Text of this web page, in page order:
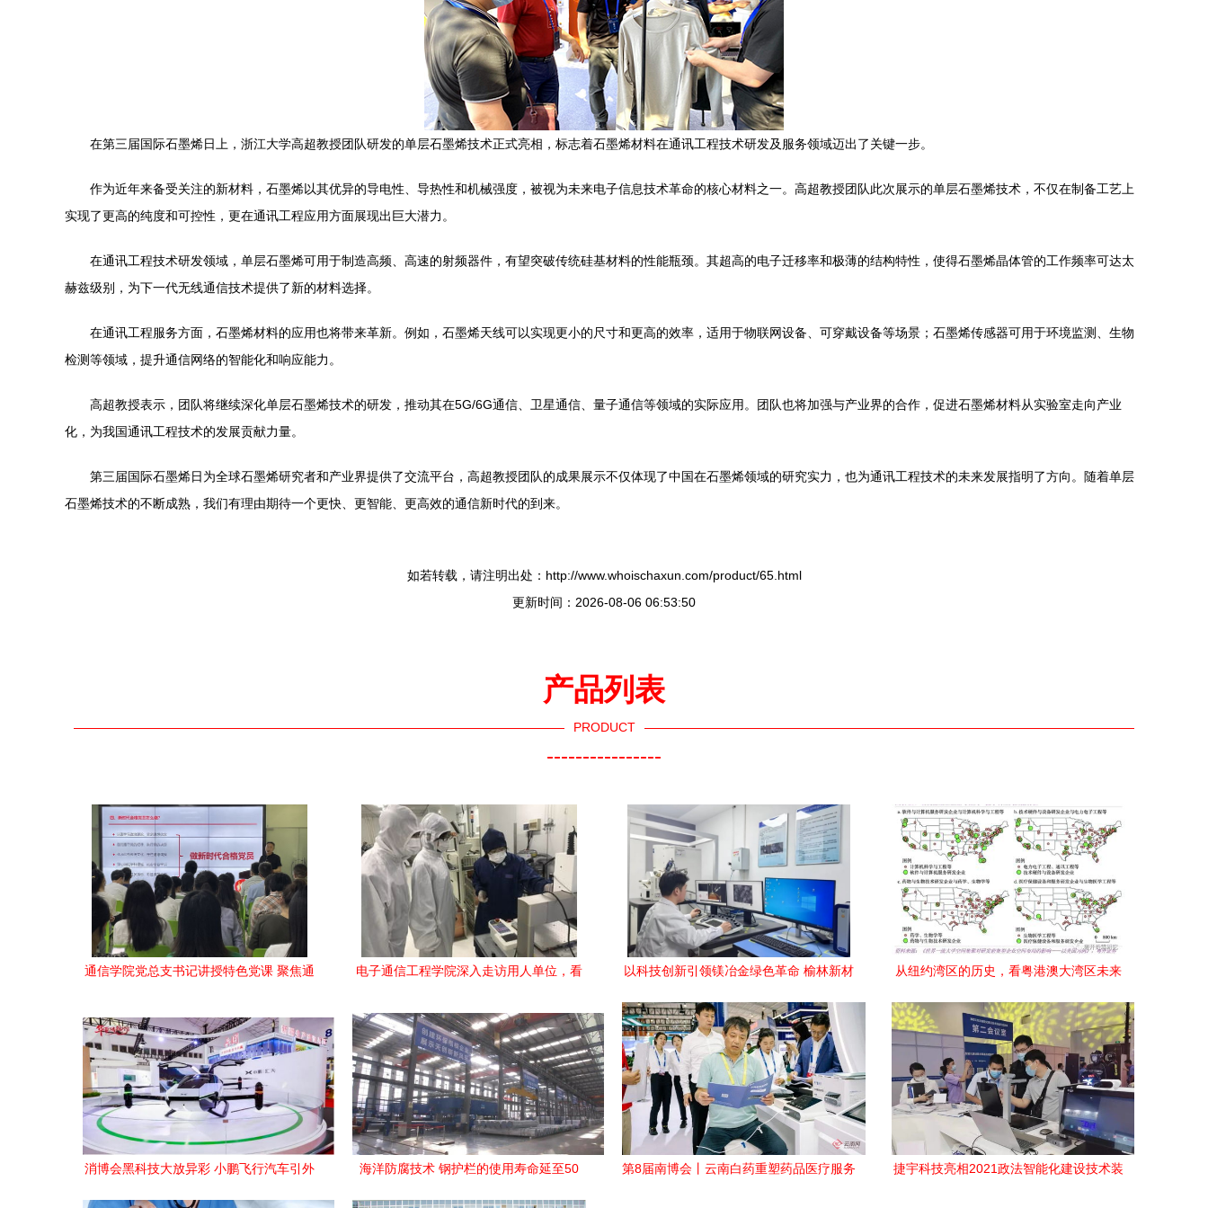
在第三届国际石墨烯日上，浙江大学高超教授团队研发的单层石墨烯技术正式亮相，标志着石墨烯材料在通讯工程技术研发及服务领域迈出了关键一步。
作为近年来备受关注的新材料，石墨烯以其优异的导电性、导热性和机械强度，被视为未来电子信息技术革命的核心材料之一。高超教授团队此次展示的单层石墨烯技术，不仅在制备工艺上
实现了更高的纯度和可控性，更在通讯工程应用方面展现出巨大潜力。
在通讯工程技术研发领域，单层石墨烯可用于制造高频、高速的射频器件，有望突破传统硅基材料的性能瓶颈。其超高的电子迁移率和极薄的结构特性，使得石墨烯晶体管的工作频率可达太
赫兹级别，为下一代无线通信技术提供了新的材料选择。
在通讯工程服务方面，石墨烯材料的应用也将带来革新。例如，石墨烯天线可以实现更小的尺寸和更高的效率，适用于物联网设备、可穿戴设备等场景；石墨烯传感器可用于环境监测、生物
检测等领域，提升通信网络的智能化和响应能力。
高超教授表示，团队将继续深化单层石墨烯技术的研发，推动其在5G/6G通信、卫星通信、量子通信等领域的实际应用。团队也将加强与产业界的合作，促进石墨烯材料从实验室走向产业
化，为我国通讯工程技术的发展贡献力量。
第三届国际石墨烯日为全球石墨烯研究者和产业界提供了交流平台，高超教授团队的成果展示不仅体现了中国在石墨烯领域的研究实力，也为通讯工程技术的未来发展指明了方向。随着单层
石墨烯技术的不断成熟，我们有理由期待一个更快、更智能、更高效的通信新时代的到来。
如若转载，请注明出处：http://www.whoischaxun.com/product/65.html
更新时间：2026-08-06 06:53:50
产品列表
PRODUCT
----------------
通信学院党总支书记讲授特色党课 聚焦通
电子通信工程学院深入走访用人单位，看
以科技创新引领镁冶金绿色革命 榆林新材
探索
从纽约湾区的历史，看粤港澳大湾区未来
消博会黑科技大放异彩 小鹏飞行汽车引外
海洋防腐技术 钢护栏的使用寿命延至50
第8届南博会丨云南白药重塑药品医疗服务
捷宇科技亮相2021政法智能化建设技术装